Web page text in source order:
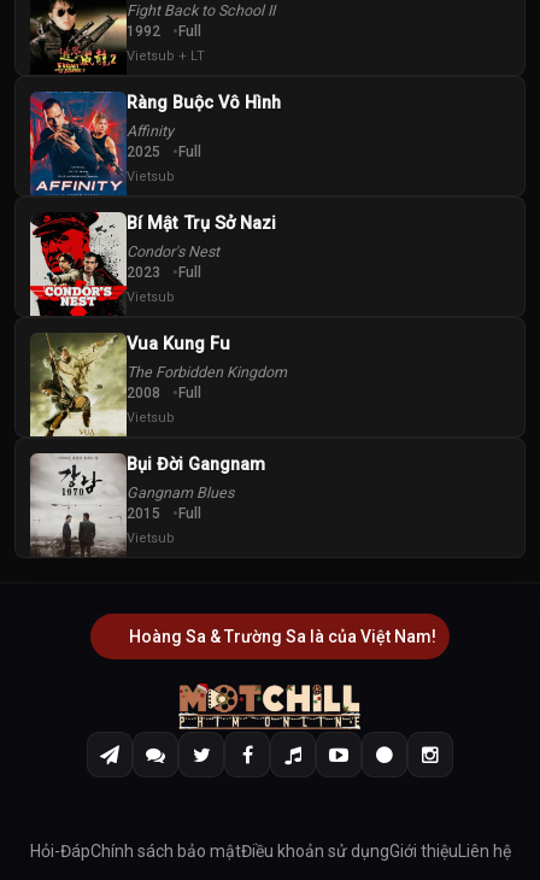
Fight Back to School II
1992 Full
Vietsub + LT
Ràng Buộc Vô Hình
Affinity
2025 Full
Vietsub
Bí Mật Trụ Sở Nazi
Condor's Nest
2023 Full
Vietsub
Vua Kung Fu
The Forbidden Kingdom
2008 Full
Vietsub
Bụi Đời Gangnam
Gangnam Blues
2015 Full
Vietsub
Hoàng Sa & Trường Sa là của Việt Nam!
Hỏi-ĐápChính sách bảo mậtĐiều khoản sử dụngGiới thiệu Liên hệ